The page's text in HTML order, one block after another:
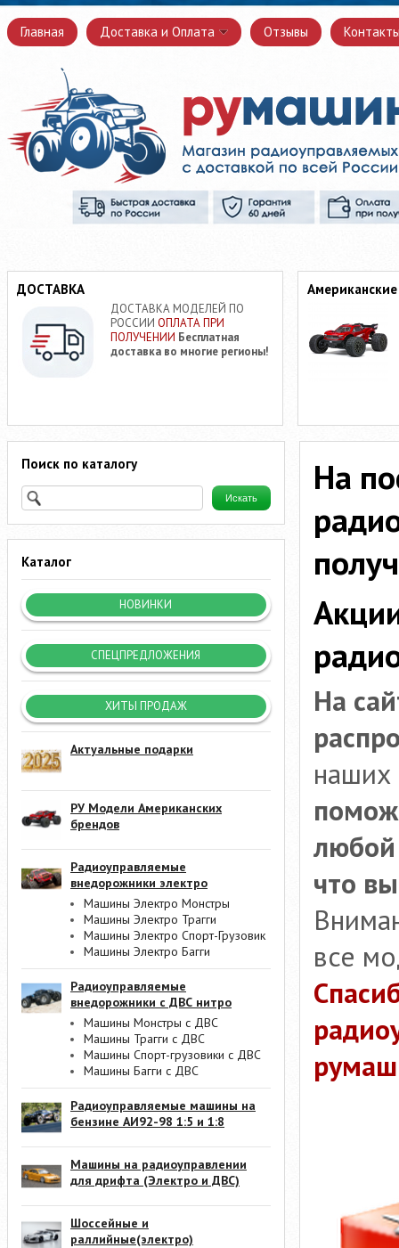
Главная Доставка и Оплата Отзывы
ДОСТАВКА
ДОСТАВКА МОДЕЛЕЙ ПО
РОССИИ ОПЛАТА ПРИ
ПОЛУЧЕНИИ Бесплатная
доставка во многие регионы!
Поиск по каталогу
Каталог
НОВИНКИ
СПЕЦПРЕДЛОЖЕНИЯ
ХИТЫ ПРОДАЖ
Актуальные подарки
РУ Модели Американских
брендов
Радиоуправляемые
внедорожники электро
Машины Электро Монстры
Машины Электро Трагги
Машины Электро Спорт-Грузовик
Машины Электро Багги
Радиоуправляемые
внедорожники с ДВС нитро
Машины Монстры с ДВС
Машины Трагги с ДВС
Машины Спорт-грузовики с ДВС
Машины Багги с ДВС
Радиоуправляемые машины на
бензине АИ92-98 1:5 и 1:8
Машины на радиоуправлении
для дрифта (Электро и ДВС)
Шоссейные и
раллийные(электро)
На
На
любой
что
все